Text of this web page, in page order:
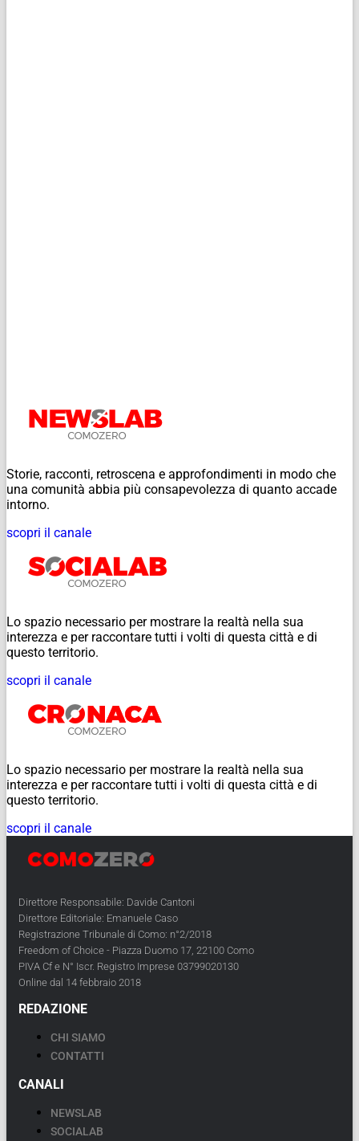
Storie, racconti, retroscena e approfondimenti in modo che
una comunità abbia più consapevolezza di quanto accade
intorno.
scopri il canale
Lo spazio necessario per mostrare la realtà nella sua
interezza e per raccontare tutti i volti di questa città e di
questo territorio.
scopri il canale
Lo spazio necessario per mostrare la realtà nella sua
interezza e per raccontare tutti i volti di questa città e di
questo territorio.
scopri il canale
Direttore Responsabile: Davide Cantoni
Direttore Editoriale: Emanuele Caso
Registrazione Tribunale di Como: n°2/2018
Freedom of Choice - Piazza Duomo 17, 22100 Como
PIVA Cf e N° Iscr. Registro Imprese 03799020130
Online dal 14 febbraio 2018
REDAZIONE
CHI SIAMO
CONTATTI
CANALI
NEWSLAB
SOCIALAB